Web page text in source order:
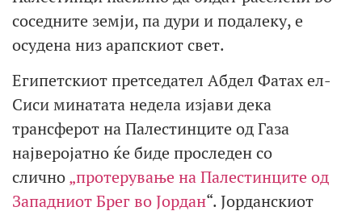
соседните земји, па дури и подалеку, е
осудена низ арапскиот свет.
Египетскиот претседател Абдел Фатах ел-
Сиси минатата недела изјави дека
трансферот на Палестинците од Газа
најверојатно ќе биде проследен со
слично„протерување на Палестинците од
Западниот Брег во Јордан“. Јорданскиот